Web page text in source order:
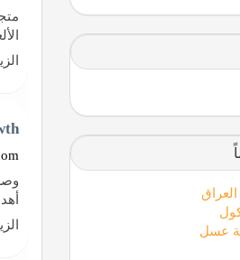
الزيارات:
الزيارات:
عسل